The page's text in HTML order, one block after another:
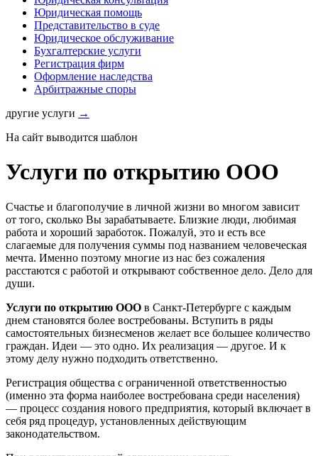
Юридическая помощь
Представительство в суде
Юридическое обслуживание
Бухгалтерские услуги
Регистрация фирм
Оформление наследства
Арбитражные споры
другие услуги →
На сайт выводится шаблон
Услуги по открытию ООО
Счастье и благополучие в личной жизни во многом зависит
от того, сколько Вы зарабатываете. Близкие люди, любимая
работа и хороший заработок. Пожалуй, это и есть все
слагаемые для получения суммы под названием человеческая
мечта. Именно поэтому многие из нас без сожаления
расстаются с работой и открывают собственное дело. Дело для
души.
Услуги по открытию ООО в Санкт-Петербурге с каждым
днем становятся более востребованы. Вступить в ряды
самостоятельных бизнесменов желает все большее количество
граждан. Идеи — это одно. Их реализация — другое. И к
этому делу нужно подходить ответственно.
Регистрация общества с ограниченной ответственностью
(именно эта форма наиболее востребована среди населения)
— процесс создания нового предприятия, который включает в
себя ряд процедур, установленных действующим
законодательством.